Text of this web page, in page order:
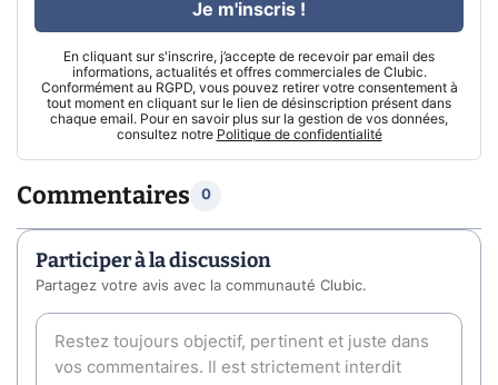
En cliquant sur s'inscrire, j’accepte de recevoir par email des
informations, actualités et offres commerciales de Clubic.
Conformément au RGPD, vous pouvez retirer votre consentement à
tout moment en cliquant sur le lien de désinscription présent dans
chaque email. Pour en savoir plus sur la gestion de vos données,
consultez notre Politique de confidentialité
Je m'inscris !
Commentaires 0
Participer à la discussion
Partagez votre avis avec la communauté Clubic.